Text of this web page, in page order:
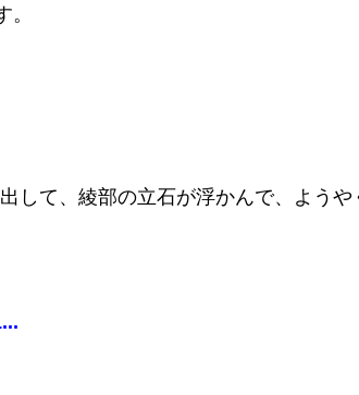
して、綾部の立石が浮かんで、よう